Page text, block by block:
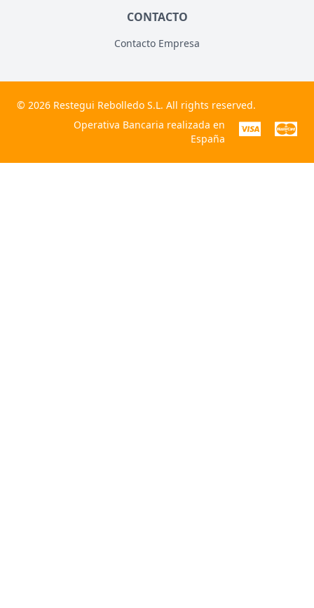
CONTACTO
Contacto Empresa
© 2026 Restegui Rebolledo S.L. All rights reserved.
Operativa Bancaria realizada en
España